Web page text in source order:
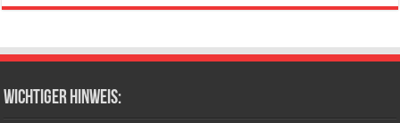
wichtiger Hinweis: